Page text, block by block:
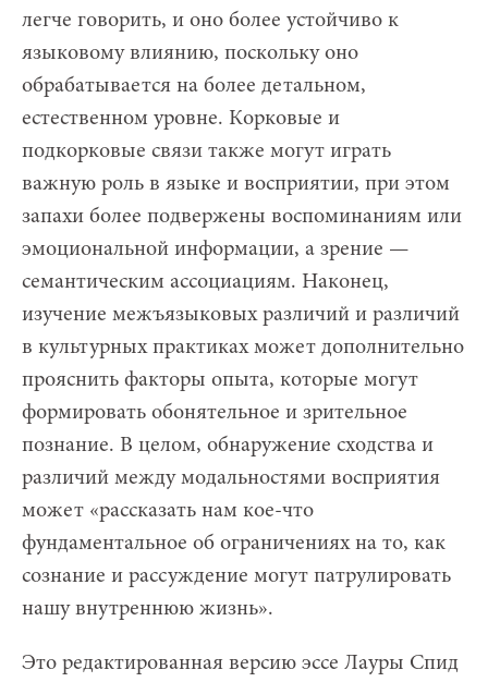
легче говорить, и оно более устойчиво к
языковому влиянию, поскольку оно
обрабатывается на более детальном,
естественном уровне. Корковые и
подкорковые связи также могут играть
важную роль в языке и восприятии, при этом
запахи более подвержены воспоминаниям или
эмоциональной информации, а зрение —
семантическим ассоциациям. Наконец,
изучение межъязыковых различий и различий
в культурных практиках может дополнительно
прояснить факторы опыта, которые могут
формировать обонятельное и зрительное
познание. В целом, обнаружение сходства и
различий между модальностями восприятия
может «рассказать нам кое-что
фундаментальное об ограничениях на то, как
сознание и рассуждение могут патрулировать
нашу внутреннюю жизнь».
Это редактированная версию эссе Лауры Спид